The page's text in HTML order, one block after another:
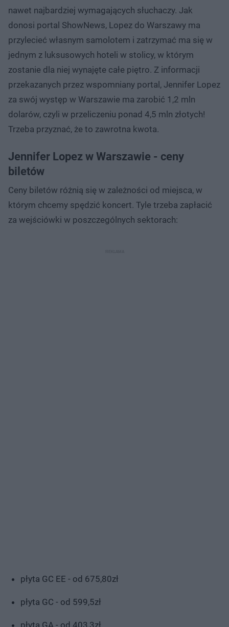
nawet najbardziej wymagających słuchaczy. Jak
donosi portal ShowNews, Lopez do Warszawy ma
przylecieć własnym samolotem i zatrzymać ma się w
jednym z luksusowych hoteli w stolicy, w którym
zostanie dla niej wynajęte całe piętro. Z informacji
przekazanych przez wspomniany portal, Jennifer Lopez
za swój występ w Warszawie ma zarobić 1,2 mln
dolarów, czyli w przeliczeniu ponad 4,5 mln złotych!
Trzeba przyznać, że to zawrotna kwota.
Jennifer Lopez w Warszawie - ceny
biletów
Ceny biletów różnią się w zależności od miejsca, w
którym chcemy spędzić koncert. Tyle trzeba zapłacić
za wejściówki w poszczególnych sektorach:
płyta GC EE - od 675,80zł
płyta GC - od 599,5zł
płyta GA - od 403,3zł